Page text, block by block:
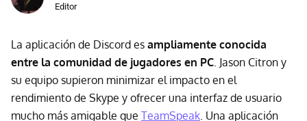
Editor
La aplicación de Discord es ampliamente conocida
entre la comunidad de jugadores en PC . Jason Citron y
su equipo supieron minimizar el impacto en el
rendimiento de Skype y ofrecer una interfaz de usuario
mucho más amigable que TeamSpeak . Una aplicación